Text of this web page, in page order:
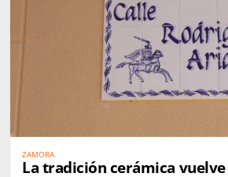
ZAMORA
La tradición cerámica vuelve